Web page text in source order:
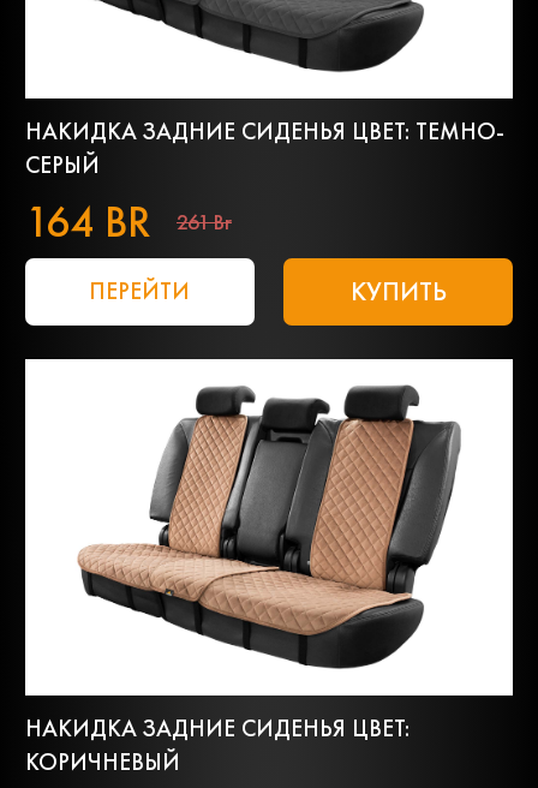
НАКИДКА ЗАДНИЕ СИДЕНЬЯ ЦВЕТ: ТЕМНО-
СЕРЫЙ
164 BR 261 Br
ПЕРЕЙТИ КУПИТЬ
НАКИДКА ЗАДНИЕ СИДЕНЬЯ ЦВЕТ:
КОРИЧНЕВЫЙ